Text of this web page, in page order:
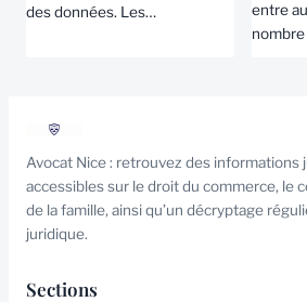
des données. Les…
entre
Avocat Nice : retrouvez des informations
accessibles sur le droit du commerce, le
de la famille, ainsi qu’un décryptage
juridique.
Sections